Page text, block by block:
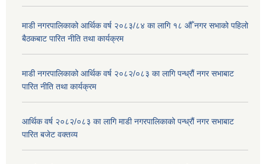
माडी नगरपालिकाको आर्थिक वर्ष २०८३/८४ का लागि १८ औँ नगर सभाको पहिलो
बैठकबाट पारित नीति तथा कार्यक्रम
माडी नगरपालिकाको आर्थिक वर्ष २०८२/०८३ का लागि पन्ध्रौं नगर सभाबाट
पारित नीति तथा कार्यक्रम
आर्थिक वर्ष २०८२/०८३ का लागि माडी नगरपालिकाको पन्ध्रौं नगर सभाबाट
पारित बजेट वक्तव्य